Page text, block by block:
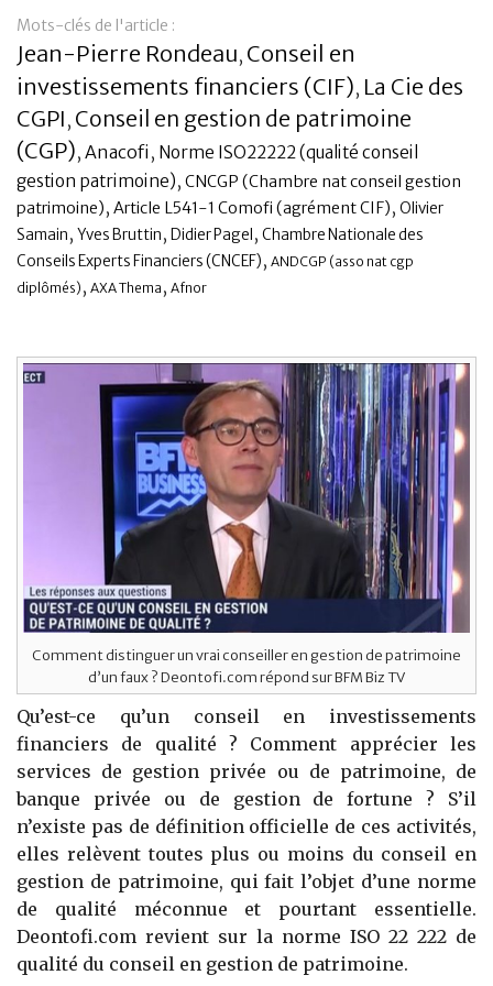
Banque
Mots-clés de l'article :
Jean-Pierre Rondeau, Conseil en
investissements financiers (CIF), La Cie des
CGPI , Conseil en gestion de patrimoine
(CGP), Anacofi , Norme ISO22222 (qualité conseil
gestion patrimoine), CNCGP (Chambre nat conseil gestion
patrimoine), Article L541-1 Comofi (agrément CIF), Olivier
Samain, Yves Bruttin, Didier Pagel , Chambre Nationale des
Conseils Experts Financiers (CNCEF), ANDCGP (asso nat cgp
diplômés) , AXA Thema , Afnor
Comment distinguer un vrai conseiller en gestion de patrimoine
d’un faux ? Deontofi.com répond sur BFM Biz TV
Qu’est-ce qu’un conseil en investissements
financiers de qualité ? Comment apprécier les
services de gestion privée ou de patrimoine, de
banque privée ou de gestion de fortune ? S’il
n’existe pas de définition officielle de ces activités,
elles relèvent toutes plus ou moins du conseil en
gestion de patrimoine, qui fait l’objet d’une norme
de qualité méconnue et pourtant essentielle.
Deontofi.com revient sur la norme ISO 22 222 de
qualité du conseil en gestion de patrimoine.